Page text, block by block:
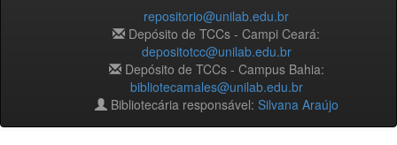
repositorio@unilab.edu.br
Depósito de TCCs - Campi Ceará:
depositotcc@unilab.edu.br
Depósito de TCCs - Campus Bahia:
bibliotecamales@unilab.edu.br
Bibliotecária responsável: Silvana Araújo